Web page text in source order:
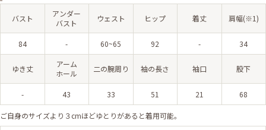
バスト
アンダー
バスト
ウェスト ヒップ 着丈 肩幅(※1)
84 - 60~65 92 - 34
ゆき丈
アーム
ホール
二の腕周り 袖の長さ 袖口 股下
- 43 33 51 21 68
ご自身のサイズより３cmほどゆとりがあると着用可能。